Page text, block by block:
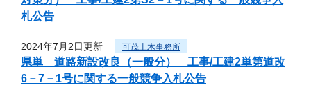
札公告
2024年7月2日更新 可茂土木事務所
県単 道路新設改良（一般分） 工事/工建2単第道改
6－7－1号に関する一般競争入札公告